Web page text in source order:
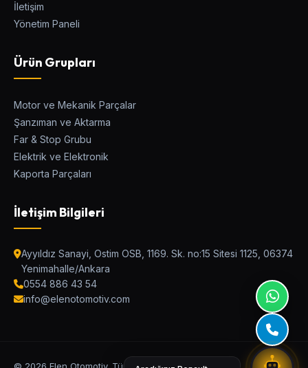
UYUMLU PARÇALARI BUL
İletişim
Yönetim Paneli
Ürün Grupları
Motor ve Mekanik Parçalar
Şanzıman ve Aktarma
Far & Stop Grubu
Elektrik ve Elektronik
Kaporta Parçaları
İletişim Bilgileri
Ayyıldız Sanayi, Ostim OSB, 1169. Sk. no:15 Sitesi 1125, 06374
Yenimahalle/Ankara
0554 886 43 54
info@elenotomotiv.com